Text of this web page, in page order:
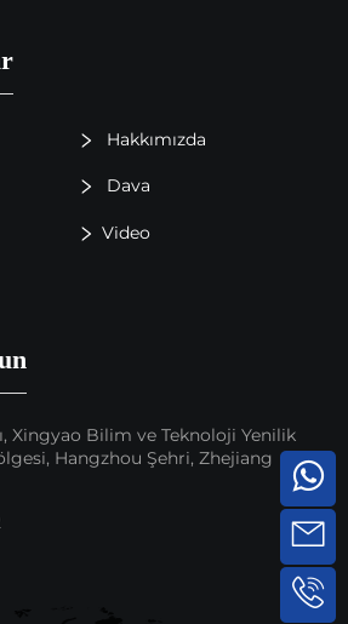
Hakkımızda
Dava
Video
Xingyao Bilim ve Teknoloji Yenilik
Hangzhou Şehri, Zhejiang